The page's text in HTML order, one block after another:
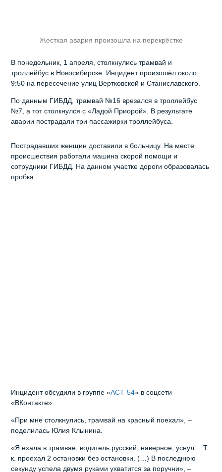
Жесткая авария произошла на перекрёстке
В понедельник, 1 апреля, столкнулись трамвай и
троллейбус в Новосибирске. Инцидент произошёл около
9:50 на пересечение улиц Вертковской и Станиславского.
По данным ГИБДД, трамвай №16 врезался в троллейбус
№7, а тот столкнулся с «Ладой Приорой». В результате
аварии пострадали три пассажирки троллейбуса.
Пострадавших женщин доставили в больницу. На месте
происшествия работали машина скорой помощи и
сотрудники ГИБДД. На данном участке дороги образовалась
пробка.
Инцидент обсудили в группе «АСТ-54» в соцсети
«ВКонтакте».
«При мне столкнулись, трамвай на красный поехал», –
поделилась Юлия Клынина.
«Я ехала в трамвае, водитель русский, наверное, уснул… Т.
к. проехал 2 остановки без остановки. (…) В последнюю
секунду успела двумя руками ухватится за поручни», –